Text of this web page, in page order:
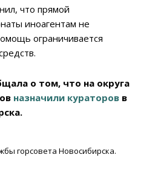
что прямой
иноагентам не
ограничивается
о том, что на округа
назначили кураторов в
горсовета Новосибирска.